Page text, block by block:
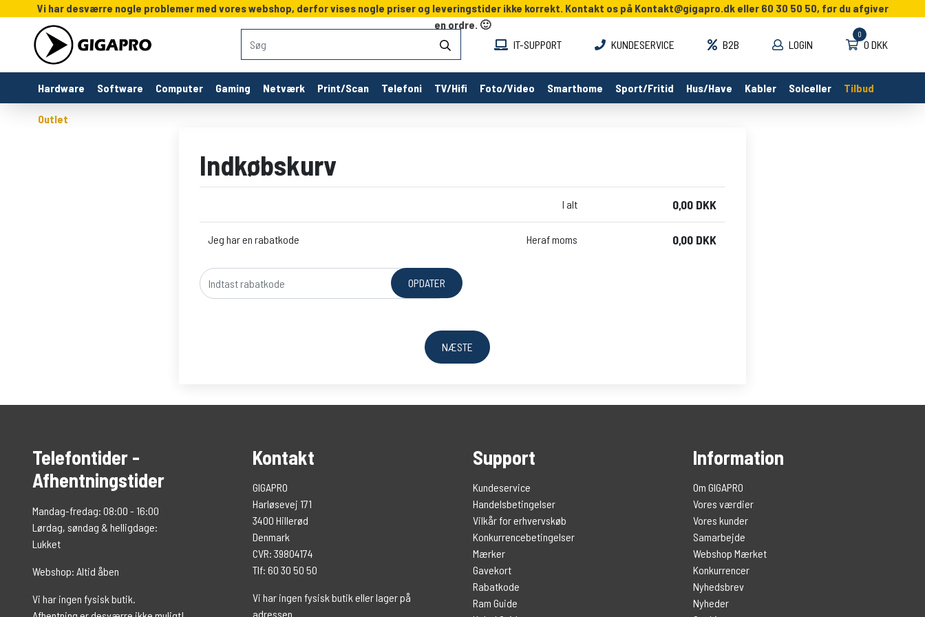
Vi har desværre nogle problemer med vores webshop, derfor vises nogle priser og leveringstider ikke korrekt. Kontakt os på Kontakt@gigapro.dkeller 60 30 50 50, før du afgiver
en ordre. 🙂
IT-SUPPORT
KUNDESERVICE B2B LOGIN
0
0 DKK
Hardware Software Computer Gaming Netværk Print/Scan Telefoni TV/Hifi Foto/Video Smarthome Sport/Fritid Hus/Have Kabler Solceller Tilbud
Outlet
Indkøbskurv
I alt 0,00 DKK
Jeg har en rabatkode Heraf moms 0,00 DKK
OPDATER
NÆSTE
Telefontider -
Afhentningstider
Mandag-fredag: 08:00 - 16:00
Lørdag, søndag & helligdage:
Lukket
Webshop: Altid åben
Vi har ingen fysisk butik.
Kontakt
GIGAPRO
Harløsevej 171
3400 Hillerød
Denmark
CVR: 39804174
Tlf: 60 30 50 50
Vi har ingen fysisk butik eller lager på
adressen.
Support
Kundeservice
Handelsbetingelser
Vilkår for erhvervskøb
Konkurrencebetingelser
Mærker
Gavekort
Rabatkode
Ram Guide
Information
Om GIGAPRO
Vores værdier
Vores kunder
Samarbejde
Webshop Mærket
Konkurrencer
Nyhedsbrev
Nyheder